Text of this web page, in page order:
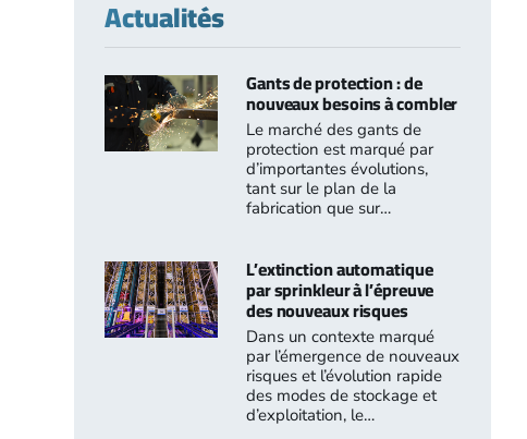
Actualités
Gants de protection : de
nouveaux besoins à combler
Le marché des gants de
protection est marqué par
d’importantes évolutions,
tant sur le plan de la
fabrication que sur…
L’extinction automatique
par sprinkleur à l’épreuve
des nouveaux risques
Dans un contexte marqué
par l’émergence de nouveaux
risques et l’évolution rapide
des modes de stockage et
d’exploitation, le…